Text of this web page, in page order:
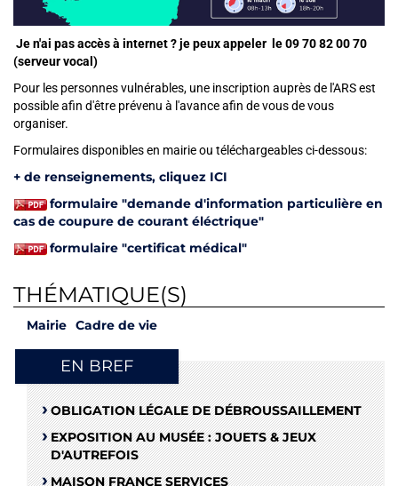
Je n'ai pas accès à internet ? je peux appeler le 09 70 82 00 70
(serveur vocal)
Pour les personnes vulnérables, une inscription auprès de l'ARS est
possible afin d'être prévenu à l'avance afin de vous de vous
organiser.
Formulaires disponibles en mairie ou téléchargeables ci-dessous:
+ de renseignements, cliquez ICI
formulaire "demande d'information particulière en
cas de coupure de courant éléctrique"
formulaire "certificat médical"
THÉMATIQUE(S)
Mairie Cadre de vie
EN BREF
OBLIGATION LÉGALE DE DÉBROUSSAILLEMENT
EXPOSITION AU MUSÉE : JOUETS & JEUX
D'AUTREFOIS
MAISON FRANCE SERVICES